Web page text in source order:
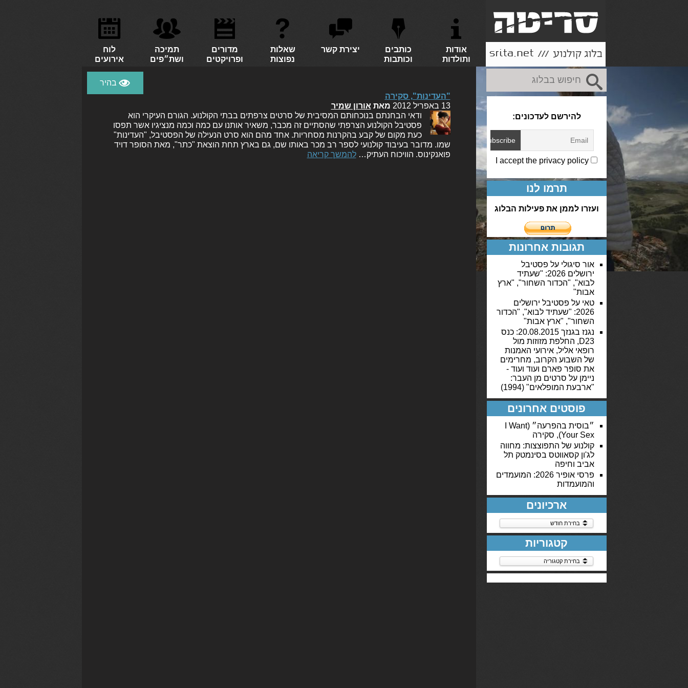
אודות
ותולדות
כותבים
וכותבות
יצירת קשר
שאלות
נפוצות
מדורים
ופרויקטים
תמיכה
ושת״פים
לוח
אירועים
להירשם לעדכונים:
תרמו לנו
ועזרו לממן את פעילות הבלוג
תגובות אחרונות
אור סיגולי על פסטיבל
ירושלים 2026: "שעתיד
לבוא", "הכדור השחור", "ארץ
אבות"
טאי על פסטיבל ירושלים
2026: "שעתיד לבוא", "הכדור
השחור", "ארץ אבות"
נגנז בגנזך 20.08.2015: כנס
D23, החלפת מזוזות מול
רופאי אליל, אירועי האמנות
של השבוע הקרוב, מחרימים
את סופר פארם ועוד ועוד -
ניימן על סרטים מן העבר:
"ארבעת המופלאים" (1994)
פוסטים אחרונים
״בוסית בהפרעה״ (I Want
Your Sex), סקירה
קולנוע של התפוצצות: מחווה
לג'ון קסאווטס בסינמטק תל
אביב וחיפה
פרסי אופיר 2026: המועמדים
והמועמדות
ארכיונים
ארכיונים
קטגוריות
קטגוריות
"העדינות", סקירה
13 באפריל 2012
מאת אורון שמיר
ודאי הבחנתם בנוכחותם המסיבית של סרטים צרפתים בבתי הקולנוע. הגורם העיקרי הוא
פסטיבל הקולנוע הצרפתי שהסתיים זה מכבר, משאיר אותנו עם כמה וכמה מנציגיו אשר תפסו
כעת מקום של קבע בהקרנות מסחריות. אחד מהם הוא סרט הנעילה של הפסטיבל, "העדינות"
שמו. מדובר בעיבוד קולנועי לספר רב מכר באותו שם, גם בארץ תחת הוצאת "כתר", מאת הסופר דויד
פואנקינוס. הוויכוח העתיק…להמשך קריאה